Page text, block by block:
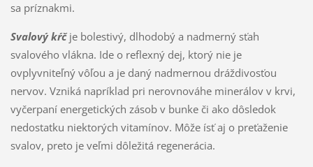
sa príznakmi.
Svalový kŕčje bolestivý, dlhodobý a nadmerný sťah
svalového vlákna. Ide o reflexný dej, ktorý nie je
ovplyvniteľný vôľou a je daný nadmernou dráždivosťou
nervov. Vzniká napríklad pri nerovnováhe minerálov v krvi,
vyčerpaní energetických zásob v bunke či ako dôsledok
nedostatku niektorých vitamínov. Môže ísť aj o preťaženie
svalov, preto je veľmi dôležitá regenerácia.